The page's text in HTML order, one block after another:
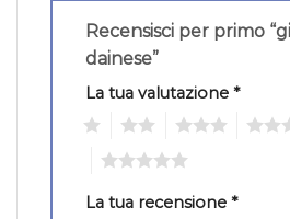
Recensisci per primo
dainese”
La tua valutazione *
La tua recensione *